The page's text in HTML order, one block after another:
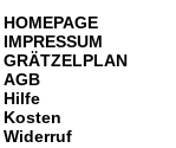
HOMEPAGE
IMPRESSUM
GRÄTZELPLAN
AGB
Hilfe
Kosten
Widerruf